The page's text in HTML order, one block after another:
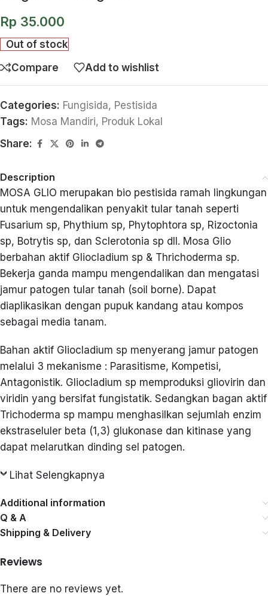
Rp 35.000
Out of stock
Compare
Add to wishlist
Categories: Fungisida, Pestisida
Tags: Mosa Mandiri, Produk Lokal
Share:
Description
MOSA GLIO merupakan bio pestisida ramah lingkungan
untuk mengendalikan penyakit tular tanah seperti
Fusarium sp, Phythium sp, Phytophtora sp, Rizoctonia
sp, Botrytis sp, dan Sclerotonia sp dll. Mosa Glio
berbahan aktif Gliocladium sp & Thrichoderma sp.
Bekerja ganda mampu mengendalikan dan mengatasi
jamur patogen tular tanah (soil borne). Dapat
diaplikasikan dengan pupuk kandang atau kompos
sebagai media tanam.
Bahan aktif Gliocladium sp menyerang jamur patogen
melalui 3 mekanisme : Parasitisme, Kompetisi,
Antagonistik. Gliocladium sp memproduksi gliovirin dan
viridin yang bersifat fungistatik. Sedangkan bagan aktif
Trichoderma sp mampu menghasilkan sejumlah enzim
ekstraseluler beta (1,3) glukonase dan kitinase yang
dapat melarutkan dinding sel patogen.
Lihat Selengkapnya
Additional information
Q & A
Shipping & Delivery
Reviews
There are no reviews yet.